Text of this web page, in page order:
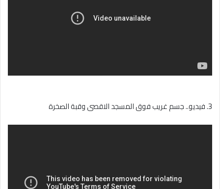
3. فيديو.. جسم غريب فوق المسجد الاقصى وقبة الصخرة